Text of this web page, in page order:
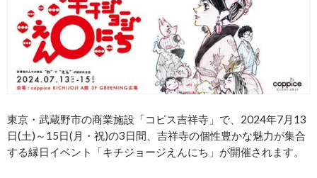
東京・武蔵野市の商業施設「コピス吉祥寺」で、2024年7月13
日(土)～15日(月・祝)の3日間、吉祥寺の個性豊かな魅力が集合
する縁日イベント「キチジョージえんにち」が開催されます。